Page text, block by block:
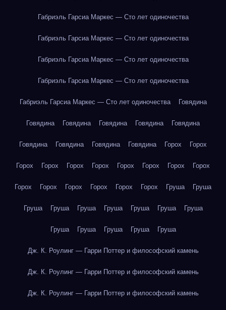
Габриэль Гарсиа Маркес — Сто лет одиночества
Габриэль Гарсиа Маркес — Сто лет одиночества
Габриэль Гарсиа Маркес — Сто лет одиночества
Габриэль Гарсиа Маркес — Сто лет одиночества
Габриэль Гарсиа Маркес — Сто лет одиночества Говядина
Говядина Говядина Говядина Говядина Говядина
Говядина Говядина Говядина Говядина Горох Горох
Горох Горох Горох Горох Горох Горох Горох Горох
Горох Горох Горох Горох Горох Горох Груша Груша
Груша Груша Груша Груша Груша Груша Груша
Груша Груша Груша Груша Груша
Дж. К. Роулинг — Гарри Поттер и философский камень
Дж. К. Роулинг — Гарри Поттер и философский камень
Дж. К. Роулинг — Гарри Поттер и философский камень